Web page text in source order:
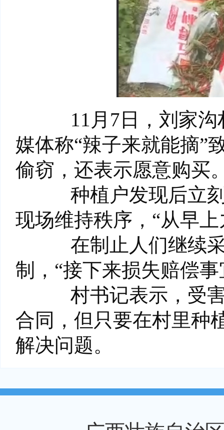
11月7日，刘家沟
媒体称“辣子来就能摘”
偷窃，还表示愿意购买
种植户发现后立刻
现场维持秩序，“从早
在制止人们继续采
制，“接下来损失赔偿
村书记表示，受害
合同，但只要在村里种
解决问题。